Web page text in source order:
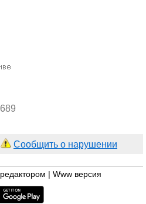
689
Сообщить о нарушении
Www версия